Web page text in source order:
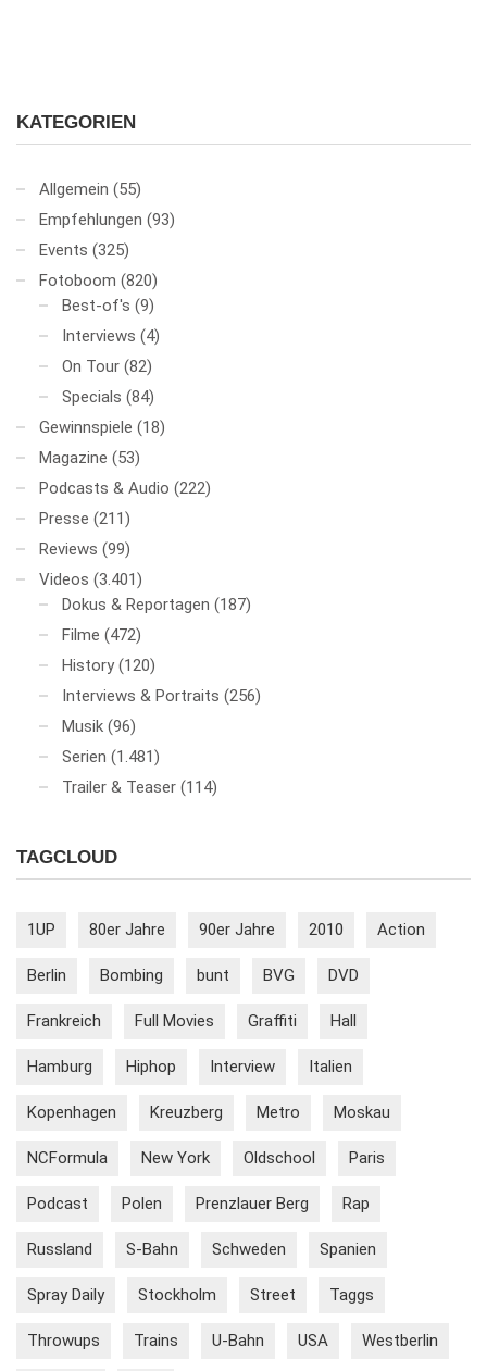
KATEGORIEN
Allgemein (55)
Empfehlungen (93)
Events (325)
Fotoboom (820)
Best-of's (9)
Interviews (4)
On Tour (82)
Specials (84)
Gewinnspiele (18)
Magazine (53)
Podcasts & Audio (222)
Presse (211)
Reviews (99)
Videos (3.401)
Dokus & Reportagen (187)
Filme (472)
History (120)
Interviews & Portraits (256)
Musik (96)
Serien (1.481)
Trailer & Teaser (114)
TAGCLOUD
1UP 80er Jahre 90er Jahre 2010 Action
Berlin Bombing bunt BVG DVD
Frankreich Full Movies Graffiti Hall
Hamburg Hiphop Interview Italien
Kopenhagen Kreuzberg Metro Moskau
NCFormula New York Oldschool Paris
Podcast Polen Prenzlauer Berg Rap
Russland S-Bahn Schweden Spanien
Spray Daily Stockholm Street Taggs
Throwups Trains U-Bahn USA Westberlin